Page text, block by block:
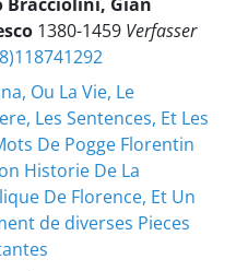
1380-1459 Verfasser
Ou La Vie, Le
Les Sentences, Et Les
De Pogge Florentin
Historie De La
De Florence, Et Un
de diverses Pieces